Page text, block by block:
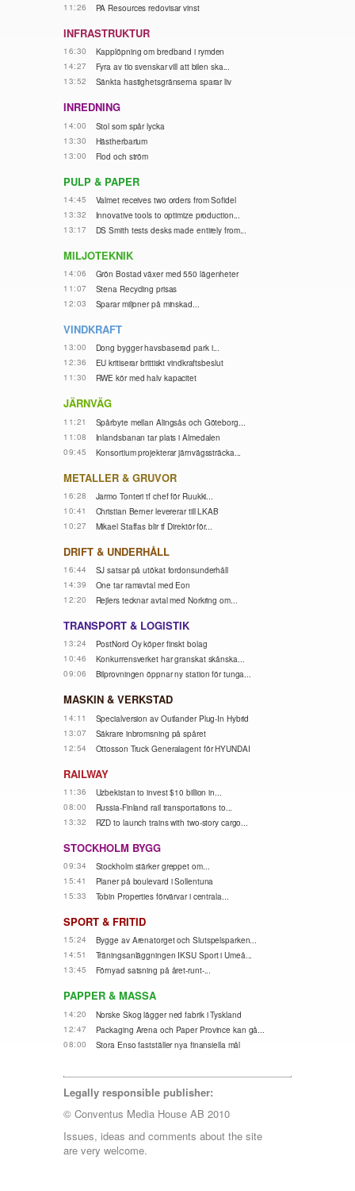
11:26
PA Resources redovisar vinst
INFRASTRUKTUR
16:30
Kapplöpning om bredband i rymden
14:27
Fyra av tio svenskar vill att bilen ska...
13:52
Sänkta hastighetsgränserna sparar liv
INREDNING
14:00
Stol som spår lycka
13:30
Hästherbarium
13:00
Flod och ström
PULP & PAPER
14:45
Valmet receives two orders from Sofidel
13:32
Innovative tools to optimize production...
13:17
DS Smith tests desks made entirely from...
MILJOTEKNIK
14:06
Grön Bostad växer med 550 lägenheter
11:07
Stena Recycling prisas
12:03
Sparar miljoner på minskad...
VINDKRAFT
13:00
Dong bygger havsbaserad park i...
12:36
EU kritiserar brittiskt vindkraftsbeslut
11:30
RWE kör med halv kapacitet
JÄRNVÄG
11:21
Spårbyte mellan Alingsås och Göteborg...
11:08
Inlandsbanan tar plats i Almedalen
09:45
Konsortium projekterar järnvägssträcka...
METALLER & GRUVOR
16:28
Jarmo Tonteri tf chef för Ruukki...
10:41
Christian Berner levererar till LKAB
10:27
Mikael Staffas blir tf Direktör för...
DRIFT & UNDERHÅLL
16:44
SJ satsar på utökat fordonsunderhåll
14:39
One tar ramavtal med Eon
12:20
Rejlers tecknar avtal med Norkring om...
TRANSPORT & LOGISTIK
13:24
PostNord Oy köper finskt bolag
10:46
Konkurrensverket har granskat skånska...
09:06
Bilprovningen öppnar ny station för tunga...
MASKIN & VERKSTAD
14:11
Specialversion av Outlander Plug-In Hybrid
13:07
Säkrare inbromsning på spåret
12:54
Ottosson Truck Generalagent för HYUNDAI
RAILWAY
11:36
Uzbekistan to invest $10 billion in...
08:00
Russia-Finland rail transportations to...
13:32
RZD to launch trains with two-story cargo...
STOCKHOLM BYGG
09:34
Stockholm stärker greppet om...
15:41
Planer på boulevard i Sollentuna
15:33
Tobin Properties förvärvar i centrala...
SPORT & FRITID
15:24
Bygge av Arenatorget och Slutspelsparken...
14:51
Träningsanläggningen IKSU Sport i Umeå...
13:45
Förnyad satsning på året-runt-...
PAPPER & MASSA
14:20
Norske Skog lägger ned fabrik i Tyskland
12:47
Packaging Arena och Paper Province kan gå...
08:00
Stora Enso fastställer nya finansiella mål
Legally responsible publisher:
© Conventus Media House AB 2010
Issues, ideas and comments about the site
are very welcome.